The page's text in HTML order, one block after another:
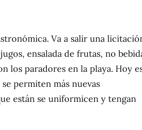
Va a salir una
ensalada de frutas, no
los paradores en la playa. Hoy
permiten más nuevas
están se uniformicen y tengan